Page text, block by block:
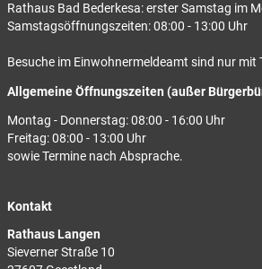
Rathaus Bad Bederkesa: erster Samstag im
Samstagsöffnungszeiten: 08:00 - 13:00 Uhr
Besuche im Einwohnermeldeamt sind nur mit
Allgemeine Öffnungszeiten (außer
Montag - Donnerstag: 08:00 - 16:00 Uhr
Freitag: 08:00 - 13:00 Uhr
sowie Termine nach Absprache.
Kontakt
Rathaus Langen
Sieverner Straße 10